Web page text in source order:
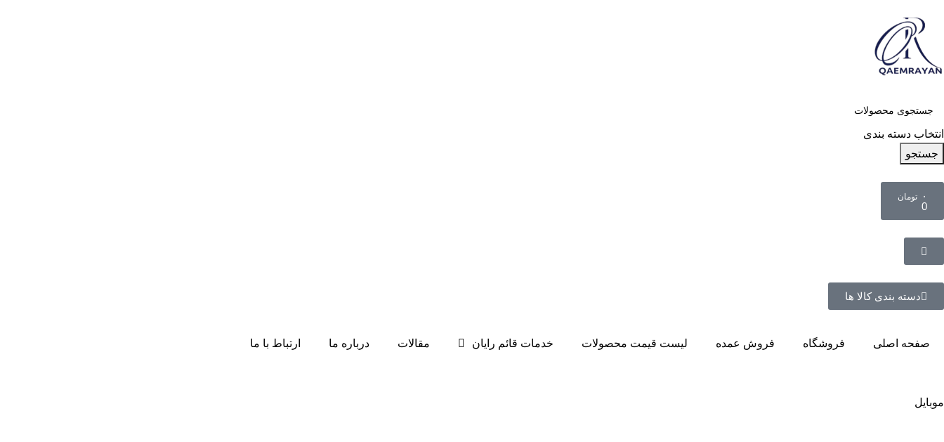
انتخاب دسته بندی
جستجو
۰ تومان
0
دسته بندی کالا ها
صفحه اصلی فروشگاه فروش عمده لیست قیمت محصولات خدمات قائم رایان مقالات درباره ما ارتباط با ما
موبایل